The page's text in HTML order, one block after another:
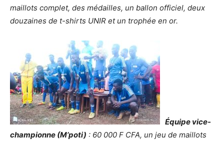
maillots complet, des médailles, un ballon officiel, deux
douzaines de t-shirts UNIR et un trophée en or.
Équipe vice-
championne (M’poti) : 60 000 F CFA, un jeu de maillots